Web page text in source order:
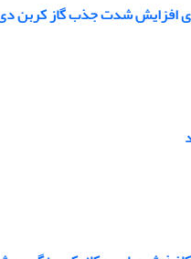
افزایش شدت جذب گاز کربن